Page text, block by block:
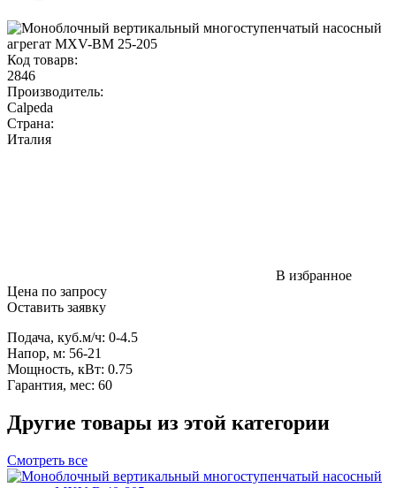
Код товарв:
2846
Производитель:
Calpeda
Страна:
Италия
В избранное
Цена по запросу
Оставить заявку
Подача, куб.м/ч: 0-4.5
Напор, м: 56-21
Мощность, кВт: 0.75
Гарантия, мес: 60
Другие товары из этой категории
Смотреть все